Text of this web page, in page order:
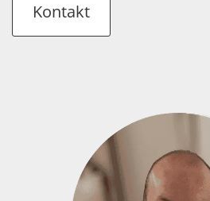
Kontakt